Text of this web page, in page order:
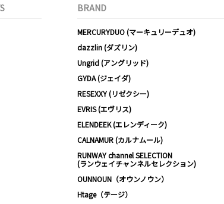
BRAND
MERCURYDUO (マーキュリーデュオ)
dazzlin (ダズリン)
Ungrid (アングリッド)
GYDA (ジェイダ)
RESEXXY (リゼクシー)
EVRIS (エヴリス)
ELENDEEK (エレンディーク)
CALNAMUR (カルナムール)
RUNWAY channel SELECTION
(ランウェイチャンネルセレクション)
OUNNOUN（オウンノウン）
Htage（テージ）